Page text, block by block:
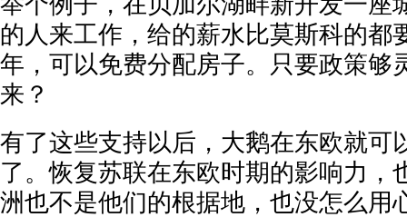
的人来工作，给的薪水比莫斯科的都
年，可以免费分配房子。只要政策够
来？
有了这些支持以后，大鹅在东欧就可
了。恢复苏联在东欧时期的影响力，
洲也不是他们的根据地，也没怎么用